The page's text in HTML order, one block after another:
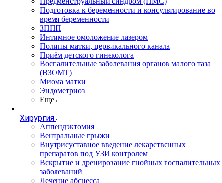
Подготовка к беременности и консультирование во
время беременности
ЗППП
Интимное омоложение лазером
Полипы матки, цервикального канала
Приём детского гинеколога
Воспалительные заболевания органов малого таза
(ВЗОМТ)
Миома матки
Эндометриоз
Еще
Хирургия
Аппендэктомия
Вентральные грыжи
Внутрисуставное введение лекарственных
препаратов под УЗИ контролем
Вскрытие и дренирование гнойных воспалительных
заболеваний
Лечение абсцесса